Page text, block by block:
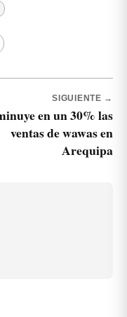
SIGUIENTE →
en un 30% las
ventas de wawas en
Arequipa